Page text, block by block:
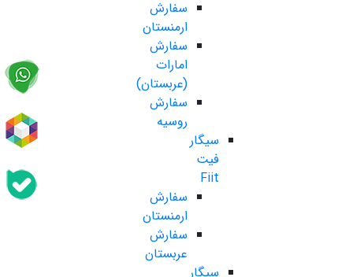
سفارش
ارمنستان
سفارش
امارات
(عربستان)
سفارش
روسیه
سیگار
فیت
Fiit
سفارش
ارمنستان
سفارش
عربستان
سیگار